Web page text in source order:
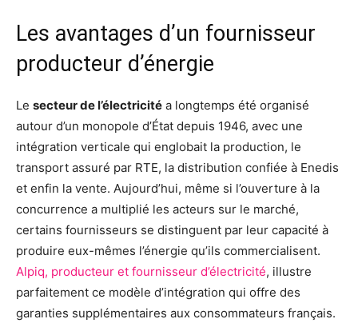
Les avantages d’un fournisseur
producteur d’énergie
Le secteur de l’électricité a longtemps été organisé
autour d’un monopole d’État depuis 1946, avec une
intégration verticale qui englobait la production, le
transport assuré par RTE, la distribution confiée à Enedis
et enfin la vente. Aujourd’hui, même si l’ouverture à la
concurrence a multiplié les acteurs sur le marché,
certains fournisseurs se distinguent par leur capacité à
produire eux-mêmes l’énergie qu’ils commercialisent.
Alpiq, producteur et fournisseur d’électricité, illustre
parfaitement ce modèle d’intégration qui offre des
garanties supplémentaires aux consommateurs français.